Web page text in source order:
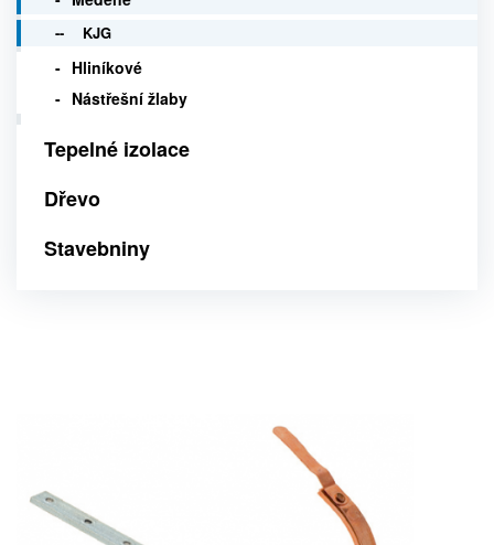
KJG
Hliníkové
Nástřešní žlaby
Tepelné izolace
Dřevo
Stavebniny